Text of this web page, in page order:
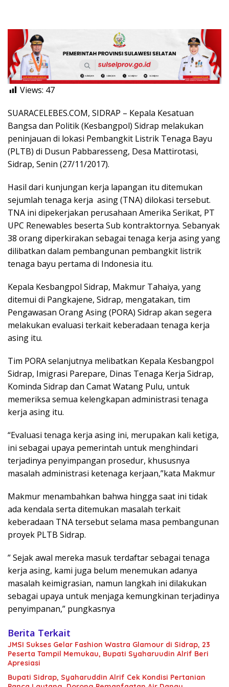
Views: 47
SUARACELEBES.COM, SIDRAP – Kepala Kesatuan
Bangsa dan Politik (Kesbangpol) Sidrap melakukan
peninjauan di lokasi Pembangkit Listrik Tenaga Bayu
(PLTB) di Dusun Pabbaresseng, Desa Mattirotasi,
Sidrap, Senin (27/11/2017).
Hasil dari kunjungan kerja lapangan itu ditemukan
sejumlah tenaga kerja asing (TNA) dilokasi tersebut.
TNA ini dipekerjakan perusahaan Amerika Serikat, PT
UPC Renewables beserta Sub kontraktornya. Sebanyak
38 orang diperkirakan sebagai tenaga kerja asing yang
dilibatkan dalam pembangunan pembangkit listrik
tenaga bayu pertama di Indonesia itu.
Kepala Kesbangpol Sidrap, Makmur Tahaiya, yang
ditemui di Pangkajene, Sidrap, mengatakan, tim
Pengawasan Orang Asing (PORA) Sidrap akan segera
melakukan evaluasi terkait keberadaan tenaga kerja
asing itu.
Tim PORA selanjutnya melibatkan Kepala Kesbangpol
Sidrap, Imigrasi Parepare, Dinas Tenaga Kerja Sidrap,
Kominda Sidrap dan Camat Watang Pulu, untuk
memeriksa semua kelengkapan administrasi tenaga
kerja asing itu.
“Evaluasi tenaga kerja asing ini, merupakan kali ketiga,
ini sebagai upaya pemerintah untuk menghindari
terjadinya penyimpangan prosedur, khususnya
masalah administrasi ketenaga kerjaan,”kata Makmur
Makmur menambahkan bahwa hingga saat ini tidak
ada kendala serta ditemukan masalah terkait
keberadaan TNA tersebut selama masa pembangunan
proyek PLTB Sidrap.
” Sejak awal mereka masuk terdaftar sebagai tenaga
kerja asing, kami juga belum menemukan adanya
masalah keimigrasian, namun langkah ini dilakukan
sebagai upaya untuk menjaga kemungkinan terjadinya
penyimpanan,” pungkasnya
Berita Terkait
JMSI Sukses Gelar Fashion Wastra Glamour di Sidrap, 23
Peserta Tampil Memukau, Bupati Syaharuudin Alrif Beri
Apresiasi
Bupati Sidrap, Syaharuddin Alrif Cek Kondisi Pertanian